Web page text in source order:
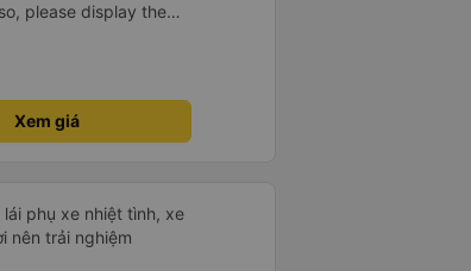
please display the
for convenience. I
rõ ràng về việc giữ im
đêm để tránh làm
tương lai!
Xem giá
phụ xe nhiệt tình, xe
nên trải nghiệm